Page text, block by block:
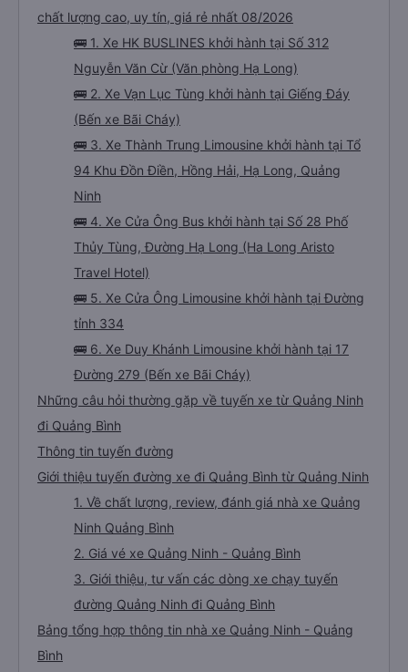
chất lượng cao, uy tín, giá rẻ nhất 08/2026
🚌 1. Xe HK BUSLINES khởi hành tại Số 312
Nguyễn Văn Cừ (Văn phòng Hạ Long)
🚌 2. Xe Vạn Lục Tùng khởi hành tại Giếng Đáy
(Bến xe Bãi Cháy)
🚌 3. Xe Thành Trung Limousine khởi hành tại Tổ
94 Khu Đồn Điền, Hồng Hải, Hạ Long, Quảng
Ninh
🚌 4. Xe Cửa Ông Bus khởi hành tại Số 28 Phố
Thủy Tùng, Đường Hạ Long (Ha Long Aristo
Travel Hotel)
🚌 5. Xe Cửa Ông Limousine khởi hành tại Đường
tỉnh 334
🚌 6. Xe Duy Khánh Limousine khởi hành tại 17
Đường 279 (Bến xe Bãi Cháy)
Những câu hỏi thường gặp về tuyến xe từ Quảng Ninh
đi Quảng Bình
Thông tin tuyến đường
Giới thiệu tuyến đường xe đi Quảng Bình từ Quảng Ninh
1. Về chất lượng, review, đánh giá nhà xe Quảng
Ninh Quảng Bình
2. Giá vé xe Quảng Ninh - Quảng Bình
3. Giới thiệu, tư vấn các dòng xe chạy tuyến
đường Quảng Ninh đi Quảng Bình
Bảng tổng hợp thông tin nhà xe Quảng Ninh - Quảng
Bình